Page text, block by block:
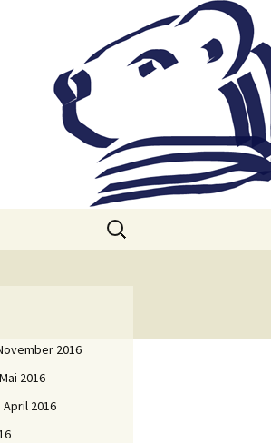
Suchen
nach:
2016
2016
April 2016